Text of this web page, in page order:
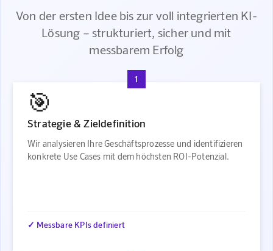
Von der ersten Idee bis zur voll integrierten KI-
Lösung – strukturiert, sicher und mit
messbarem Erfolg
1
🎯
Strategie & Zieldefinition
Wir analysieren Ihre Geschäftsprozesse und identifizieren
konkrete Use Cases mit dem höchsten ROI-Potenzial.
✓ Messbare KPIs definiert